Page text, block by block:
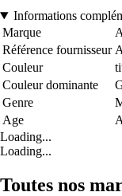
Informations
Marque
Référence fournisseur
Couleur
Couleur dominante
Genre
Age
Loading...
Loading...
Toutes nos